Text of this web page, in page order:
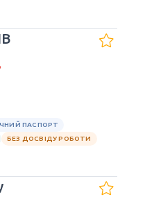
ПАСПОРТ
БЕЗ ДОСВІДУ РОБОТИ